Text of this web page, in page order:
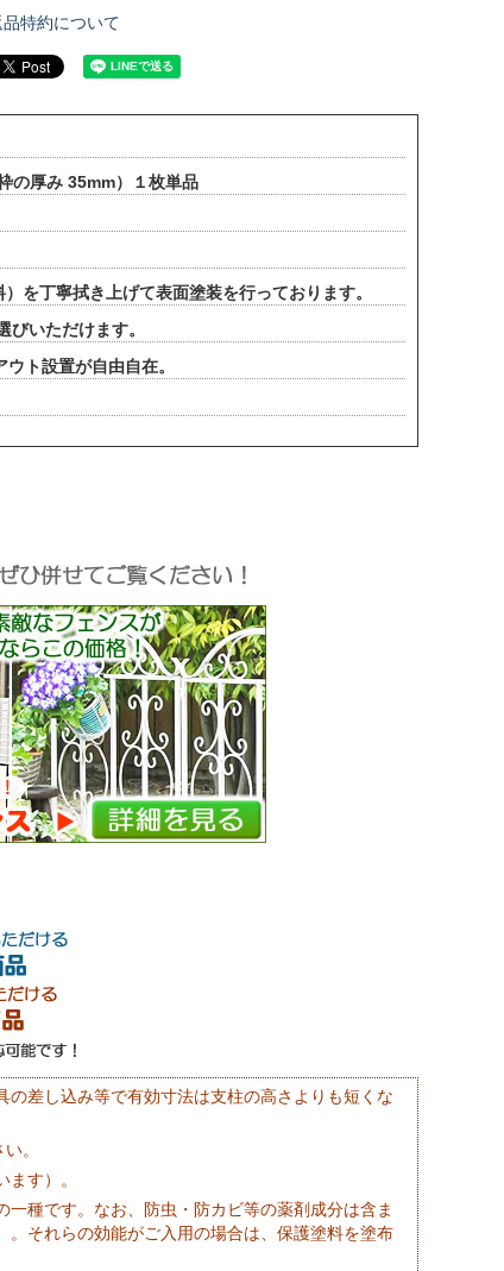
品特約について
の厚み 35mm）１枚単品
を丁寧拭き上げて表面塗装を行っております。
いただけます。
ト設置が自由自在。
差し込み等で有効寸法は支柱の高さよりも短くな
。
す）。
種です。なお、防虫・防カビ等の薬剤成分は含ま
それらの効能がご入用の場合は、保護塗料を塗布